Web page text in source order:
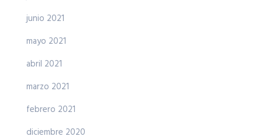
junio 2021
mayo 2021
abril 2021
marzo 2021
febrero 2021
diciembre 2020